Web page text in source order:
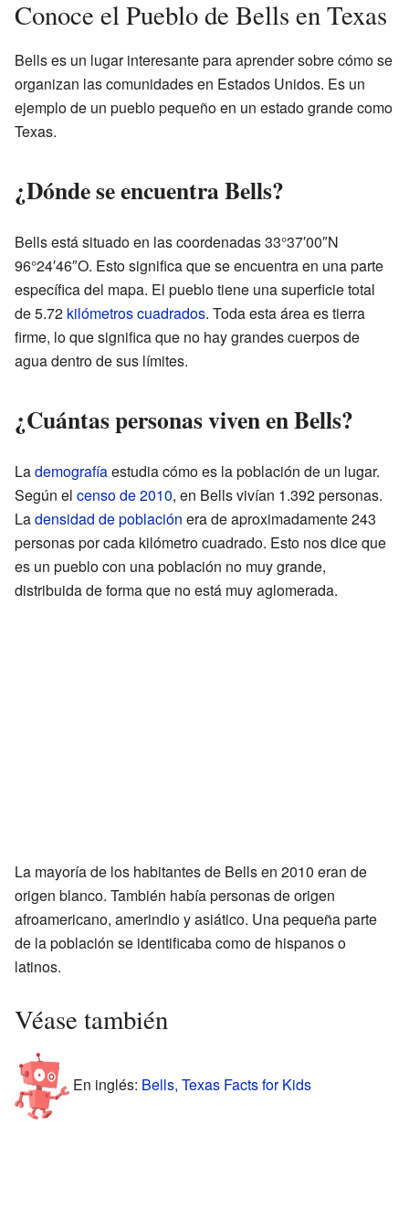
Conoce el Pueblo de Bells en Texas
Bells es un lugar interesante para aprender sobre cómo se
organizan las comunidades en Estados Unidos. Es un
ejemplo de un pueblo pequeño en un estado grande como
Texas.
¿Dónde se encuentra Bells?
Bells está situado en las coordenadas 33°37′00″N
96°24′46″O. Esto significa que se encuentra en una parte
específica del mapa. El pueblo tiene una superficie total
de 5.72 kilómetros cuadrados. Toda esta área es tierra
firme, lo que significa que no hay grandes cuerpos de
agua dentro de sus límites.
¿Cuántas personas viven en Bells?
Lademografíaestudia cómo es la población de un lugar.
Según el censo de 2010, en Bells vivían 1.392 personas.
Ladensidad de población era de aproximadamente 243
personas por cada kilómetro cuadrado. Esto nos dice que
es un pueblo con una población no muy grande,
distribuida de forma que no está muy aglomerada.
La mayoría de los habitantes de Bells en 2010 eran de
origen blanco. También había personas de origen
afroamericano, amerindio y asiático. Una pequeña parte
de la población se identificaba como de hispanos o
latinos.
Véase también
En inglés: Bells, Texas Facts for Kids